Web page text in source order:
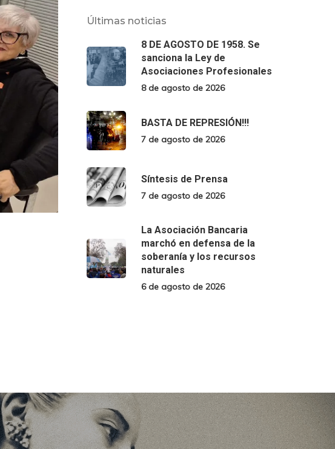
Últimas noticias
8 DE AGOSTO DE 1958. Se
sanciona la Ley de
Asociaciones Profesionales
8 de agosto de 2026
BASTA DE REPRESIÓN!!!
7 de agosto de 2026
Síntesis de Prensa
7 de agosto de 2026
La Asociación Bancaria
marchó en defensa de la
soberanía y los recursos
naturales
6 de agosto de 2026